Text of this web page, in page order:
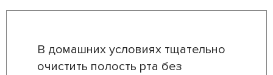
В домашних условиях тщательно
очистить полость рта без